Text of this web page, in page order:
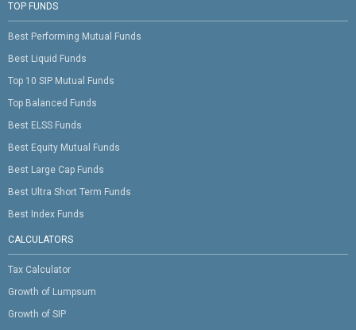
TOP FUNDS
Best Performing Mutual Funds
Best Liquid Funds
Top 10 SIP Mutual Funds
Top Balanced Funds
Best ELSS Funds
Best Equity Mutual Funds
Best Large Cap Funds
Best Ultra Short Term Funds
Best Index Funds
CALCULATORS
Tax Calculator
Growth of Lumpsum
Growth of SIP